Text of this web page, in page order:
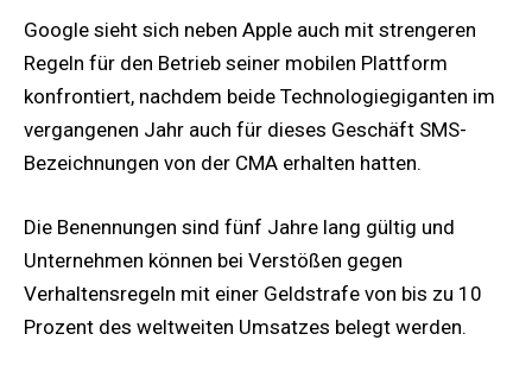
Google sieht sich neben Apple auch mit strengeren
Regeln für den Betrieb seiner mobilen Plattform
konfrontiert, nachdem beide Technologiegiganten im
vergangenen Jahr auch für dieses Geschäft SMS-
Bezeichnungen von der CMA erhalten hatten.
Die Benennungen sind fünf Jahre lang gültig und
Unternehmen können bei Verstößen gegen
Verhaltensregeln mit einer Geldstrafe von bis zu 10
Prozent des weltweiten Umsatzes belegt werden.